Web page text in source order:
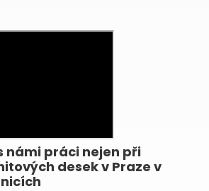
námi práci nejen při
desek v Praze v